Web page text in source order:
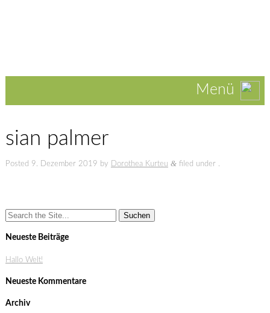
Menü
sian palmer
Posted 9. Dezember 2019 by Dorothea Kurteu &filed under .
Search
Neueste Beiträge
Hallo Welt!
Neueste Kommentare
Archiv